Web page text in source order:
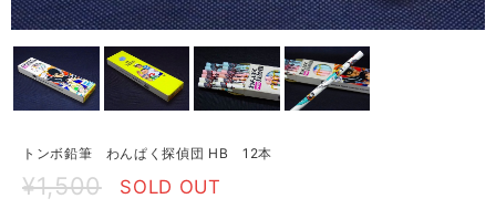
トンボ鉛筆 わんぱく探偵団 HB 12本
¥1,500 SOLD OUT